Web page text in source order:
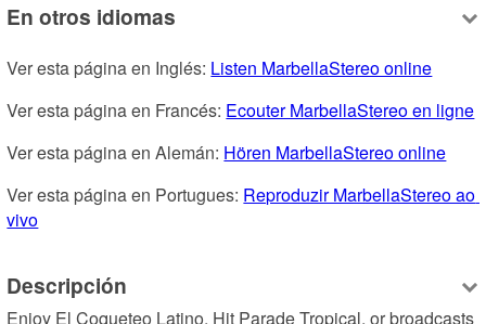
En otros idiomas
Ver esta página en Inglés: Listen MarbellaStereo online
Ver esta página en Francés: Ecouter MarbellaStereo en ligne
Ver esta página en Alemán: Hören MarbellaStereo online
Ver esta página en Portugues: Reproduzir MarbellaStereo ao
vivo
Descripción
Enjoy El Coqueteo Latino, Hit Parade Tropical, or broadcasts